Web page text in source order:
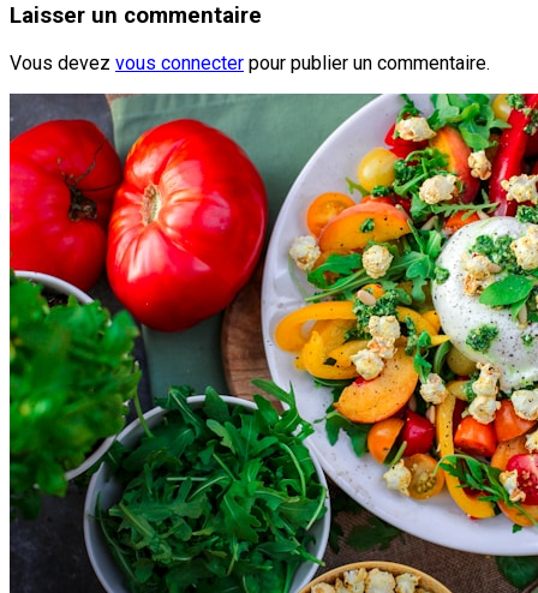
Laisser un commentaire
Vous devez vous connecter pour publier un commentaire.